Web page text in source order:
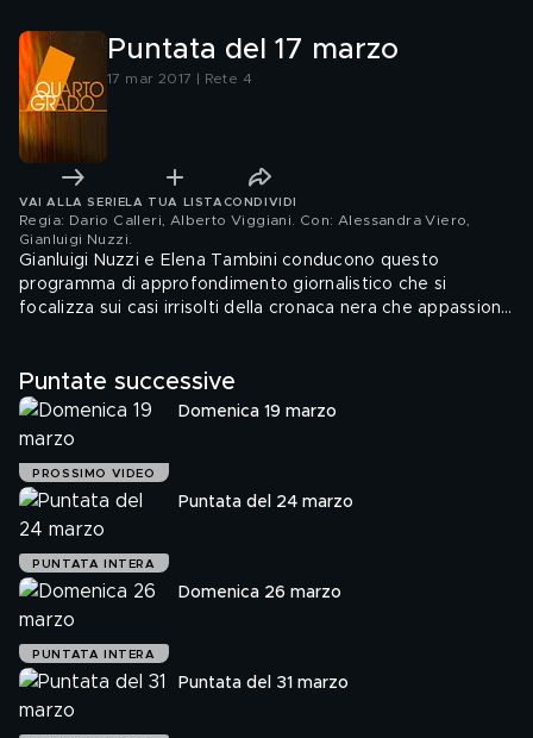
Puntata del 17 marzo
17 mar 2017 | Rete 4
VAI ALLA SERIE LA TUA LISTA CONDIVIDI
Regia: Dario Calleri, Alberto Viggiani. Con: Alessandra Viero,
Gianluigi Nuzzi
Gianluigi Nuzzi e Elena Tambini conducono questo
programma di approfondimento giornalistico che si
focalizza sui casi irrisolti della cronaca nera che appassiona
raccolte presso i territori delle scene del crimine, ci
permetteranno di conoscere tutti i dettagli e i vari punti di
Puntate successive
PROSSIMO VIDEO
Domenica 19 marzo
PUNTATA INTERA
Puntata del 24 marzo
PUNTATA INTERA
Domenica 26 marzo
Puntata del 31 marzo